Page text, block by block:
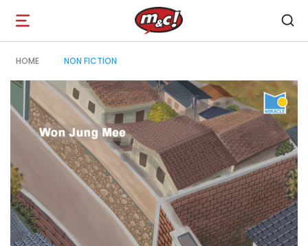
Open
navigation
HOME NON FICTION